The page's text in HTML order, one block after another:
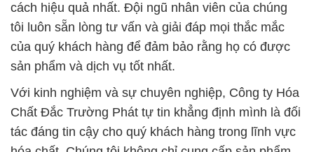
cách hiệu quả nhất. Đội ngũ nhân viên của chúng
tôi luôn sẵn lòng tư vấn và giải đáp mọi thắc mắc
của quý khách hàng để đảm bảo rằng họ có được
sản phẩm và dịch vụ tốt nhất.
Với kinh nghiệm và sự chuyên nghiệp, Công ty Hóa
Chất Đắc Trường Phát tự tin khẳng định mình là đối
tác đáng tin cậy cho quý khách hàng trong lĩnh vực